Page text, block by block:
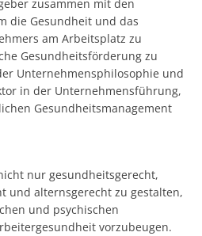
zusammen mit den
die Gesundheit und das
am Arbeitsplatz zu
Gesundheitsförderung zu
Unternehmensphilosophie und
in der Unternehmensführung,
Gesundheitsmanagement
nur gesundheitsgerecht,
und alternsgerecht zu gestalten,
und psychischen
vorzubeugen.